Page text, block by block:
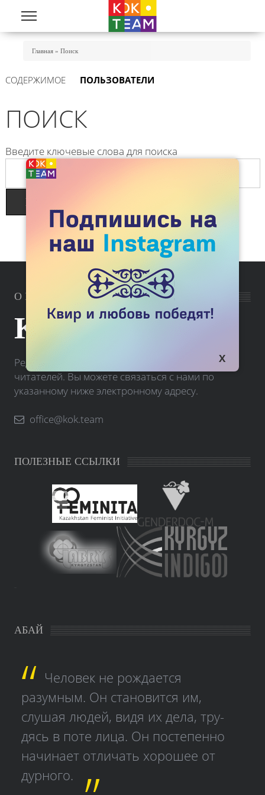
Перейти к основному содержанию
Главная » Поиск
Главные вкладки
СОДЕРЖИМОЕ ПОЛЬЗОВАТЕЛИ
ПОИСК
Введите ключевые слова для поиска
О РЕДАКЦИИ
KOK.TEAM
Редакция портала Kok.team принимает письма
читателей. Вы можете связаться с нами по
указанному ниже электронному адресу.
office@kok.team
ПОЛЕЗНЫЕ ССЫЛКИ
АБАЙ
Человек не рождается
разумным. Он становится им,
слушая людей, видя их дела, тру­
дясь в поте лица. Он постепенно
начинает отличать хорошее от
дурного.